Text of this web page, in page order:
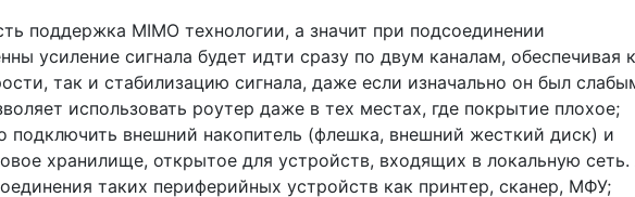
поддержка MIMO технологии, а значит при подсоединении
усиление сигнала будет идти сразу по двум каналам, обеспечивая
так и стабилизацию сигнала, даже если изначально он был
использовать роутер даже в тех местах, где покрытие плохое;
подключить внешний накопитель (флешка, внешний жесткий диск) и
хранилище, открытое для устройств, входящих в локальную
таких периферийных устройств как принтер, сканер, МФУ;